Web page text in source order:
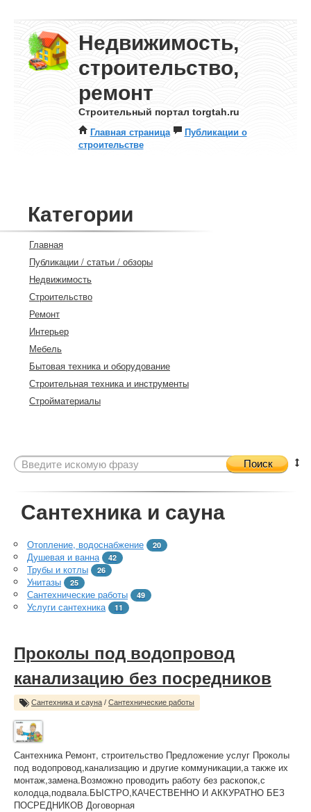
Недвижимость,
строительство,
ремонт
Строительный портал torgtah.ru
Главная страница
Публикации о
строительстве
Категории
Главная
Публикации / статьи / обзоры
Недвижимость
Строительство
Ремонт
Интерьер
Мебель
Бытовая техника и оборудование
Строительная техника и инструменты
Стройматериалы
Поиск
Сантехника и сауна
Отопление, водоснабжение 20
Душевая и ванна 42
Трубы и котлы 26
Унитазы 25
Сантехнические работы 49
Услуги сантехника 11
Проколы под водопровод
канализацию без посредников
Сантехника и сауна / Сантехнические работы
Сантехника Ремонт, строительство Предложение услуг Проколы
под водопровод,канализацию и другие коммуникации,а также их
монтаж,замена.Возможно проводить работу без раскопок,с
колодца,подвала.БЫСТРО,КАЧЕСТВЕННО И АККУРАТНО БЕЗ
ПОСРЕДНИКОВ Договорная